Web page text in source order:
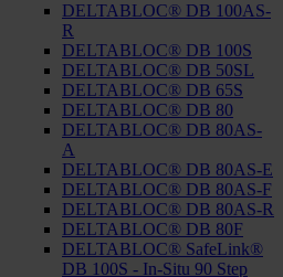
DELTABLOC® DB 100AS-
R
DELTABLOC® DB 100S
DELTABLOC® DB 50SL
DELTABLOC® DB 65S
DELTABLOC® DB 80
DELTABLOC® DB 80AS-
A
DELTABLOC® DB 80AS-E
DELTABLOC® DB 80AS-F
DELTABLOC® DB 80AS-R
DELTABLOC® DB 80F
DELTABLOC® SafeLink®
DB 100S - In-Situ 90 Step